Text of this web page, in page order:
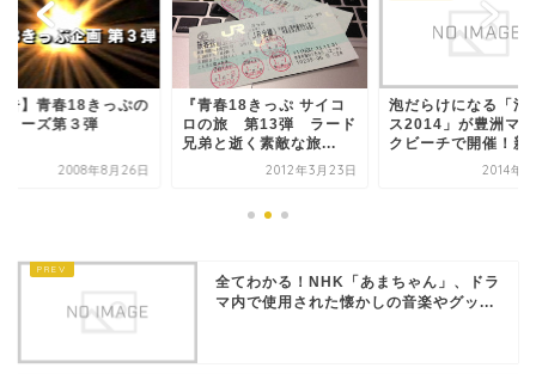
告】青春18きっぷの
リーズ第３弾
2008年8月26日
『青春18きっぷ サイコ
ロの旅 第13弾 ラード
兄弟と逝く素敵な旅...
2012年3月23日
泡だらけになる「泡
ス2014」が豊洲マ
クビーチで開催！新
2014年7
全てわかる！NHK「あまちゃん」、ドラ
マ内で使用された懐かしの音楽やグッ...